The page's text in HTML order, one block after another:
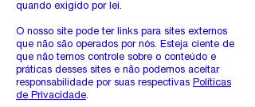
quando exigido por lei.
O nosso site pode ter links para sites externos
que não são operados por nós. Esteja ciente de
que não temos controle sobre o conteúdo e
práticas desses sites e não podemos aceitar
responsabilidade por suas respectivas Políticas
de Privacidade.